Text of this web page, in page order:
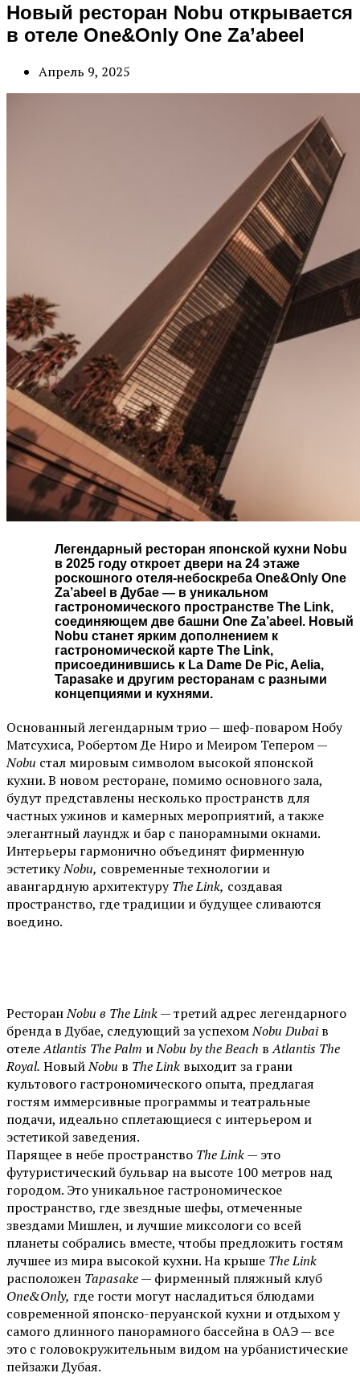
Новый ресторан Nobu открывается
в отеле One&Only One Za’abeel
Апрель 9, 2025
Легендарный ресторан японской кухни Nobu
в 2025 году откроет двери на 24 этаже
роскошного отеля-небоскреба One&Only One
Za’abeel в Дубае — в уникальном
гастрономического пространстве The Link,
соединяющем две башни One Za’abeel. Новый
Nobu станет ярким дополнением к
гастрономической карте The Link,
присоединившись к La Dame De Pic, Aelia,
Tapasake и другим ресторанам с разными
концепциями и кухнями.
Основанный легендарным трио — шеф-поваром Нобу
Матсухиса, Робертом Де Ниро и Меиром Тепером —
Nobu стал мировым символом высокой японской
кухни. В новом ресторане, помимо основного зала,
будут представлены несколько пространств для
частных ужинов и камерных мероприятий, а также
элегантный лаундж и бар с панорамными окнами.
Интерьеры гармонично объединят фирменную
эстетикуNobu, современные технологии и
авангардную архитектуруThe Link, создавая
пространство, где традиции и будущее сливаются
воедино.
РесторанNobu в The Link— третий адрес легендарного
бренда в Дубае, следующий за успехомNobu Dubaiв
отелеAtlantis The Palm иNobu by the Beach вAtlantis The
Royal. НовыйNobu в The Link выходит за грани
культового гастрономического опыта, предлагая
гостям иммерсивные программы и театральные
подачи, идеально сплетающиеся с интерьером и
эстетикой заведения.
Парящее в небе пространство The Link— это
футуристический бульвар на высоте 100 метров над
городом. Это уникальное гастрономическое
пространство, где звездные шефы, отмеченные
звездами Мишлен, и лучшие миксологи со всей
планеты собрались вместе, чтобы предложить гостям
лучшее из мира высокой кухни. На крыше The Link
расположен Tapasake— фирменный пляжный клуб
One&Only, где гости могут насладиться блюдами
современной японско-перуанской кухни и отдыхом у
самого длинного панорамного бассейна в ОАЭ — все
это с головокружительным видом на урбанистические
пейзажи Дубая.